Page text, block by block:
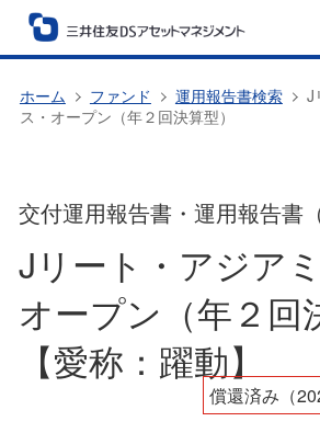
ホーム ファンド 運用報告書検索
J
ス・オープン（年２回決算型）
交付運用報告書・運用報告書
Jリート・アジア
オープン（年２回
【愛称：躍動】
償還済み（